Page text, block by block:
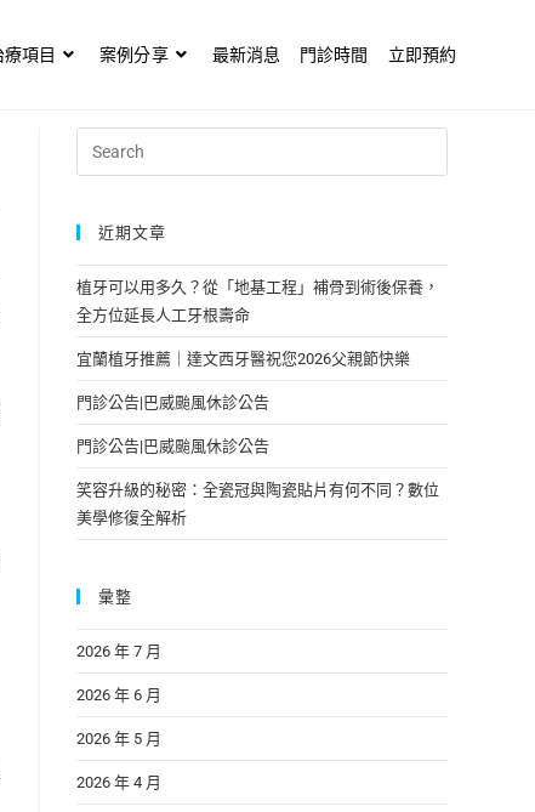
療項目 案例分享 最新消息 門診時間 立即預約
近期文章
植牙可以用多久？從「地基工程」補骨到術後保養，
全方位延長人工牙根壽命
宜蘭植牙推薦｜達文西牙醫祝您2026父親節快樂
門診公告|巴威颱風休診公告
門診公告|巴威颱風休診公告
笑容升級的秘密：全瓷冠與陶瓷貼片有何不同？數位
美學修復全解析
彙整
2026 年 7 月
2026 年 6 月
2026 年 5 月
2026 年 4 月